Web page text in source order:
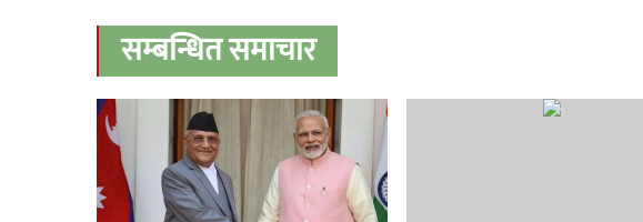
सम्बन्धित समाचार